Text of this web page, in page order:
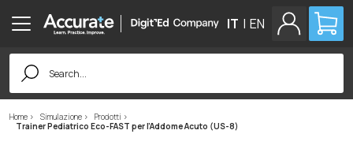
IT | EN
Search
for:
Home Simulazione
Prodotti
Trainer Pediatrico Eco-FAST per l’Addome Acuto (US-8)